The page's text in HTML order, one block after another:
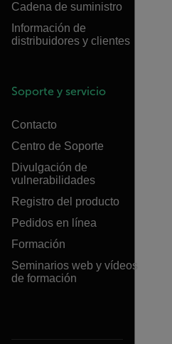
Cadena de suministro
Información de
distribuidores y clientes
Soporte y servicio
Contacto
Centro de Soporte
Divulgación de
vulnerabilidades
Registro del producto
Pedidos en línea
Formación
Seminarios web y vídeos
de formación